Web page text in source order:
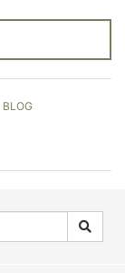
BLOG